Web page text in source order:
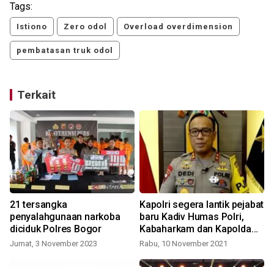
Tags:
Istiono Zero odol Overload overdimension
pembatasan truk odol
Terkait
21 tersangka
penyalahgunaan narkoba
diciduk Polres Bogor
Jumat, 3 November 2023
Kapolri segera lantik pejabat
baru Kadiv Humas Polri,
Kabaharkam dan Kapolda
termasuk Jabar
Rabu, 10 November 2021